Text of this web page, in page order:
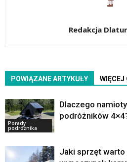
Redakcja
POWIĄZANE ARTYKUŁY WIĘCEJ
Porady
podróżnika
Dlaczego
podróżników
Jaki sprzęt